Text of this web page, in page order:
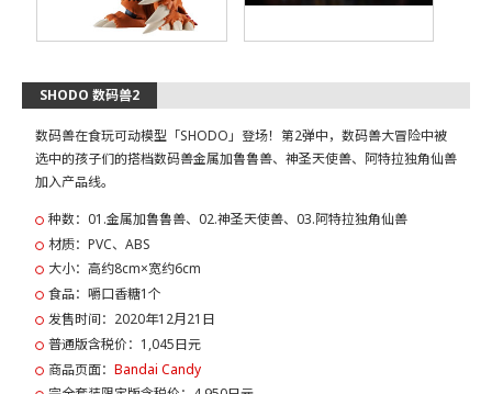
SHODO 数码兽2
数码兽在食玩可动模型「SHODO」登场！第2弹中，数码兽大冒险中被
选中的孩子们的搭档数码兽金属加鲁鲁兽、神圣天使兽、阿特拉独角仙兽
加入产品线。
种数：01.金属加鲁鲁兽、02.神圣天使兽、03.阿特拉独角仙兽
材质：PVC、ABS
大小：高约8cm×宽约6cm
食品：嚼口香糖1个
发售时间：2020年12月21日
普通版含税价：1,045日元
商品页面： Bandai Candy